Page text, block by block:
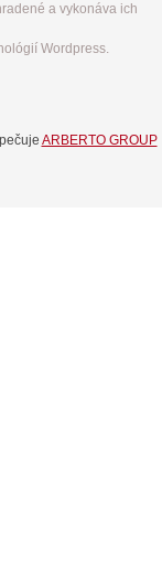
a vykonáva ich
Wordpress.
ARBERTO GROUP